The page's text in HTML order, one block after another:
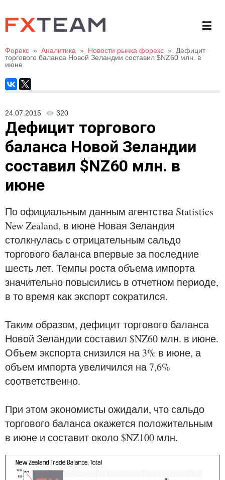
Форекс » Аналитика » Новости рынка форекс »
Дефицит
торгового баланса Новой Зеландии составил $NZ60 млн. в
июне
24.07.2015 320
Дефицит торгового
баланса Новой Зеландии
составил $NZ60 млн. в
июне
По официальным данным агентства Statistics
New Zealand, в июне Новая Зеландия
столкнулась с отрицательным сальдо
торгового баланса впервые за последние
шесть лет. Темпы роста объема импорта
значительно повысились в отчетном периоде,
в то время как экспорт сократился.
Таким образом, дефицит торгового баланса
Новой Зеландии составил $NZ60 млн. в июне.
Объем экспорта снизился на 3% в июне, а
объем импорта увеличился на 7,6%
соответственно.
При этом экономисты ожидали, что сальдо
торгового баланса окажется положительным
в июне и составит около $NZ100 млн.